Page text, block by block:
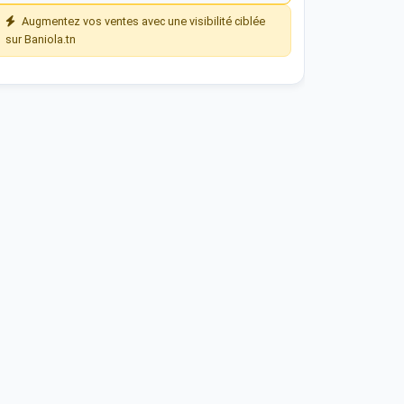
Augmentez vos ventes avec une visibilité ciblée
sur Baniola.tn